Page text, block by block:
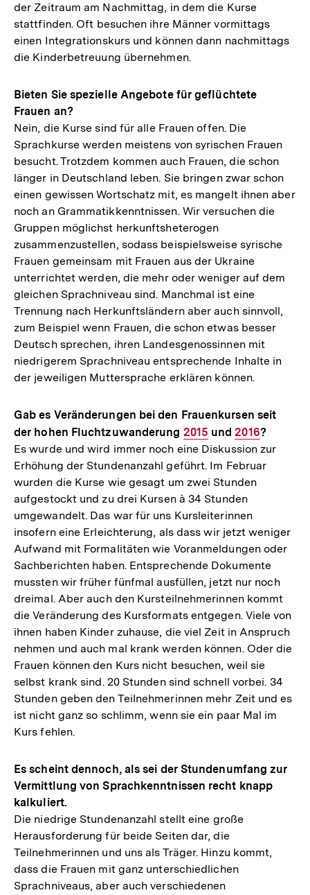
der Zeitraum am Nachmittag, in dem die Kurse
stattfinden. Oft besuchen ihre Männer vormittags
einen Integrationskurs und können dann nachmittags
die Kinderbetreuung übernehmen.
Bieten Sie spezielle Angebote für geflüchtete
Frauen an?
Nein, die Kurse sind für alle Frauen offen. Die
Sprachkurse werden meistens von syrischen Frauen
besucht. Trotzdem kommen auch Frauen, die schon
länger in Deutschland leben. Sie bringen zwar schon
einen gewissen Wortschatz mit, es mangelt ihnen aber
noch an Grammatikkenntnissen. Wir versuchen die
Gruppen möglichst herkunftsheterogen
zusammenzustellen, sodass beispielsweise syrische
Frauen gemeinsam mit Frauen aus der Ukraine
unterrichtet werden, die mehr oder weniger auf dem
gleichen Sprachniveau sind. Manchmal ist eine
Trennung nach Herkunftsländern aber auch sinnvoll,
zum Beispiel wenn Frauen, die schon etwas besser
Deutsch sprechen, ihren Landesgenossinnen mit
niedrigerem Sprachniveau entsprechende Inhalte in
der jeweiligen Muttersprache erklären können.
Gab es Veränderungen bei den Frauenkursen seit
der hohen Fluchtzuwanderung Interner
Link:
2015 undInterner
Link:
2016?
Es wurde und wird immer noch eine Diskussion zur
Erhöhung der Stundenanzahl geführt. Im Februar
wurden die Kurse wie gesagt um zwei Stunden
aufgestockt und zu drei Kursen à 34 Stunden
umgewandelt. Das war für uns Kursleiterinnen
insofern eine Erleichterung, als dass wir jetzt weniger
Aufwand mit Formalitäten wie Voranmeldungen oder
Sachberichten haben. Entsprechende Dokumente
mussten wir früher fünfmal ausfüllen, jetzt nur noch
dreimal. Aber auch den Kursteilnehmerinnen kommt
die Veränderung des Kursformats entgegen. Viele von
ihnen haben Kinder zuhause, die viel Zeit in Anspruch
nehmen und auch mal krank werden können. Oder die
Frauen können den Kurs nicht besuchen, weil sie
selbst krank sind. 20 Stunden sind schnell vorbei. 34
Stunden geben den Teilnehmerinnen mehr Zeit und es
ist nicht ganz so schlimm, wenn sie ein paar Mal im
Kurs fehlen.
Es scheint dennoch, als sei der Stundenumfang zur
Vermittlung von Sprachkenntnissen recht knapp
kalkuliert.
Die niedrige Stundenanzahl stellt eine große
Herausforderung für beide Seiten dar, die
Teilnehmerinnen und uns als Träger. Hinzu kommt,
dass die Frauen mit ganz unterschiedlichen
Sprachniveaus, aber auch verschiedenen